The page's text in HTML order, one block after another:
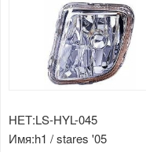
НЕТ:LS-HYL-045
Имя:h1 / stares '05